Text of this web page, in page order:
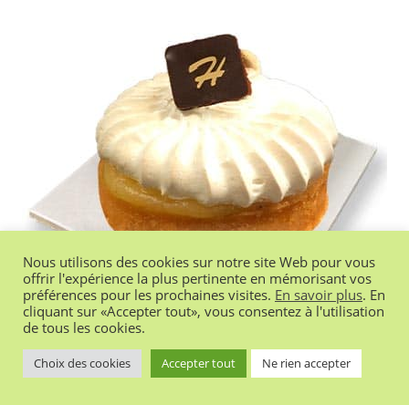
Nous utilisons des cookies sur notre site Web pour vous
offrir l'expérience la plus pertinente en mémorisant vos
préférences pour les prochaines visites. En savoir plus. En
cliquant sur «Accepter tout», vous consentez à l'utilisation
de tous les cookies.
Choix des cookies Accepter tout Ne rien accepter